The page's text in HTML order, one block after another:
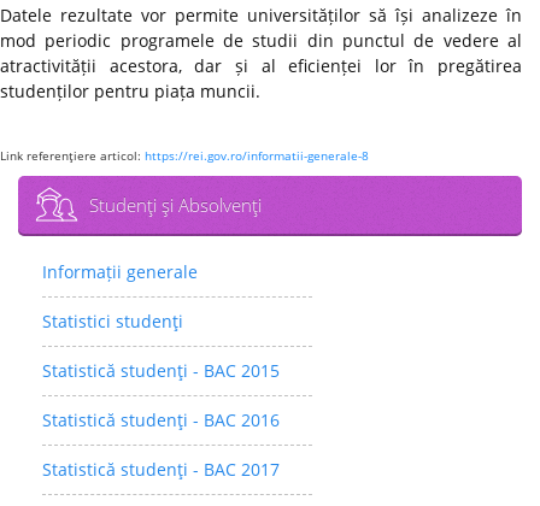
Datele rezultate vor permite universităților să își analizeze în
mod periodic programele de studii din punctul de vedere al
atractivității acestora, dar și al eficienței lor în pregătirea
studenților pentru piața muncii.
Link referenţiere articol: https://rei.gov.ro/informatii-generale-8
Studenţi şi Absolvenţi
Informații generale
Statistici studenţi
Statistică studenţi - BAC 2015
Statistică studenţi - BAC 2016
Statistică studenţi - BAC 2017